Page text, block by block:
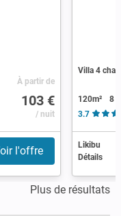
À partir de
103 €
/ nuit
l'offre
Villa 4
120m²
8
3.7
Likibu
Détails
Plus de résultats